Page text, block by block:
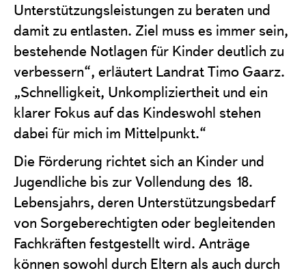
Unterstützungsleistungen zu beraten und
damit zu entlasten. Ziel muss es immer sein,
bestehende Notlagen für Kinder deutlich zu
verbessern“, erläutert Landrat Timo Gaarz.
„Schnelligkeit, Unkompliziertheit und ein
klarer Fokus auf das Kindeswohl stehen
dabei für mich im Mittelpunkt.“
Die Förderung richtet sich an Kinder und
Jugendliche bis zur Vollendung des 18.
Lebensjahrs, deren Unterstützungsbedarf
von Sorgeberechtigten oder begleitenden
Fachkräften festgestellt wird. Anträge
können sowohl durch Eltern als auch durch